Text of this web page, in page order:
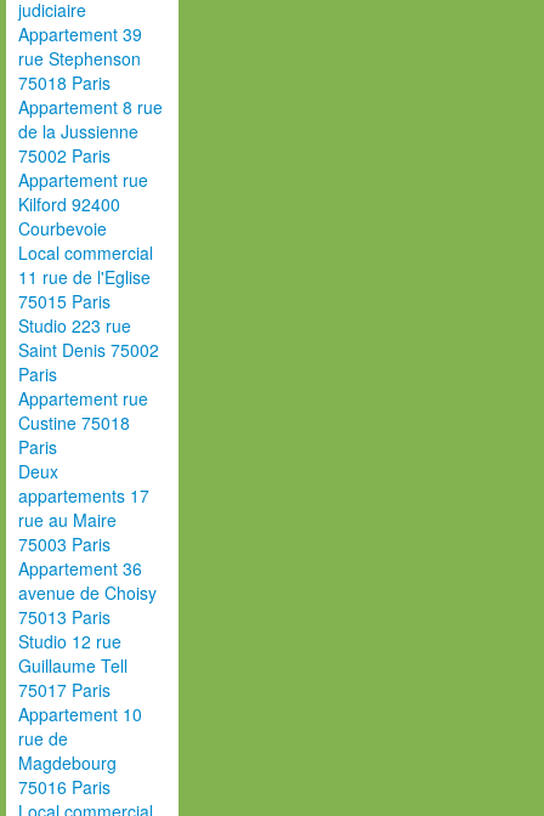
judiciaire
Appartement 39
rue Stephenson
75018 Paris
Appartement 8 rue
de la Jussienne
75002 Paris
Appartement rue
Kilford 92400
Courbevoie
Local commercial
11 rue de l'Eglise
75015 Paris
Studio 223 rue
Saint Denis 75002
Paris
Appartement rue
Custine 75018
Paris
Deux
appartements 17
rue au Maire
75003 Paris
Appartement 36
avenue de Choisy
75013 Paris
Studio 12 rue
Guillaume Tell
75017 Paris
Appartement 10
rue de
Magdebourg
75016 Paris
Local commercial